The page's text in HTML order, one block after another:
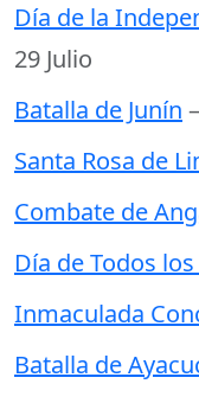
Día de la
29 Julio
Batalla de Junín
Santa Rosa de
Combate de
Día de Todos
Inmaculada
Batalla de